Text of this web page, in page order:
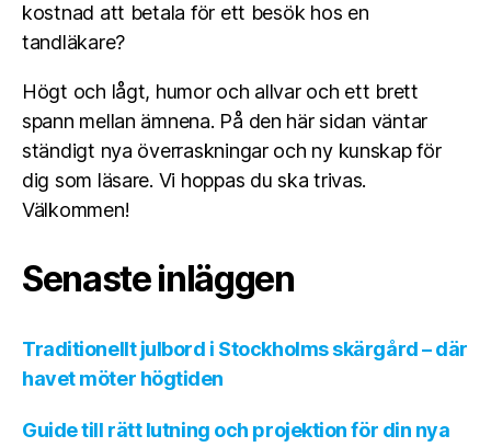
kostnad att betala för ett besök hos en
tandläkare?
Högt och lågt, humor och allvar och ett brett
spann mellan ämnena. På den här sidan väntar
ständigt nya överraskningar och ny kunskap för
dig som läsare. Vi hoppas du ska trivas.
Välkommen!
Senaste inläggen
Traditionellt julbord i Stockholms skärgård – där
havet möter högtiden
Guide till rätt lutning och projektion för din nya